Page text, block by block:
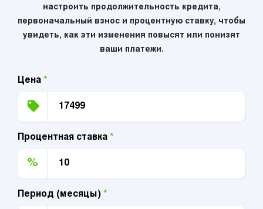
настроить продолжительность кредита,
первоначальный взнос и процентную ставку, чтобы
увидеть, как эти изменения повысят или понизят
ваши платежи.
Цена *
Процентная ставка *
%
Период (месяцы) *